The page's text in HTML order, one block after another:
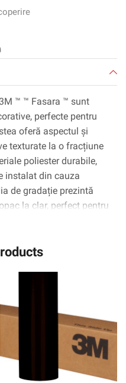
™ ™ Fasara ™ sunt
perfecte pentru
oferă aspectul și
texturate la o fracțiune
poliester durabile,
instalat din cauza
de gradație prezintă
la clar, perfect pentru